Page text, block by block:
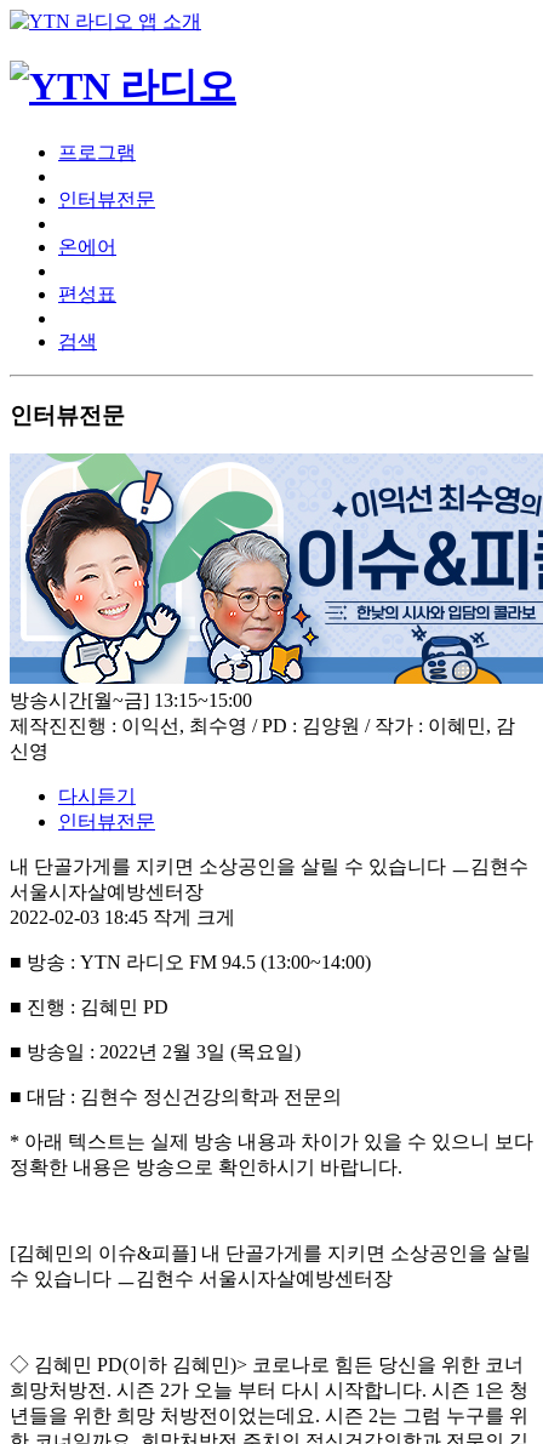
프로그램
인터뷰전문
온에어
편성표
검색
인터뷰전문
방송시간[월~금] 13:15~15:00
제작진진행 : 이익선, 최수영 / PD : 김양원 / 작가 : 이혜민, 감
신영
다시듣기
인터뷰전문
내 단골가게를 지키면 소상공인을 살릴 수 있습니다 ㅡ김현수
서울시자살예방센터장
2022-02-03 18:45 작게 크게
■ 방송 : YTN 라디오 FM 94.5 (13:00~14:00)
■ 진행 : 김혜민 PD
■ 방송일 : 2022년 2월 3일 (목요일)
■ 대담 : 김현수 정신건강의학과 전문의
* 아래 텍스트는 실제 방송 내용과 차이가 있을 수 있으니 보다
정확한 내용은 방송으로 확인하시기 바랍니다.
[김혜민의 이슈&피플] 내 단골가게를 지키면 소상공인을 살릴
수 있습니다 ㅡ김현수 서울시자살예방센터장
◇ 김혜민 PD(이하 김혜민)> 코로나로 힘든 당신을 위한 코너
희망처방전 . 시즌 2가 오늘 부터 다시 시작합니다. 시즌 1 은 청
년들을 위한 희망 처방전이었는데요. 시즌 2는 그럼 누구를 위